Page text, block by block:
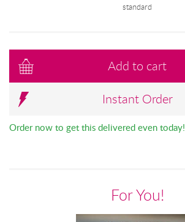
standard
Add to cart
Instant Order
Order now to get this delivered even today!
For You!